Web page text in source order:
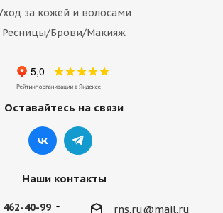
за кожей и волосами
Ресницы/Брови/Макияж
Оставайтесь на связи
Наши контакты
462-40-99 rns.ru@mail.ru